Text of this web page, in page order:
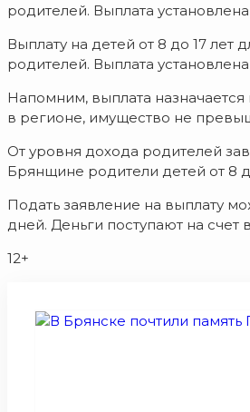
родителей. Выплата
Выплату на детей от 8 до 17
родителей. Выплата
Напомним, выплата
в регионе, имущество не
От уровня дохода родителей
Брянщине родители детей от 8
Подать заявление на выплату
дней. Деньги поступают на
12+